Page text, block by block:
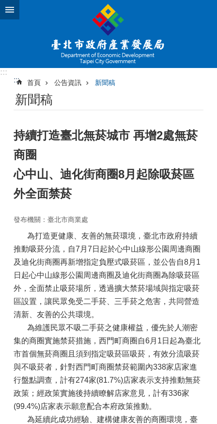
跳到主要內容區塊
:::
:::
首頁 公告資訊 新聞稿
新聞稿
持續打造臺北無菸城市 再增2處無菸
商圈
心中山、迪化街商圈8月起除吸菸區
外全面禁菸
發布機關：臺北市商業處
為打造更健康、友善的無菸環境，臺北市政府持續
推動吸菸分流，自7月7日起於心中山線形公園周邊商圈
及迪化街商圈再新增指定負壓式吸菸區，並公告自8月1
日起心中山線形公園周邊商圈及迪化街商圈為除吸菸區
外，全面禁止吸菸場所，透過擴大禁菸場域與指定吸菸
區設置，讓民眾免受二手菸、三手菸之危害，共同營造
清新、友善的公共環境。
為維護民眾不吸二手菸之健康權益，優先於人潮密
集的商圈實施禁菸措施，西門町商圈自6月1日起為臺北
市首個無菸商圈且須到指定吸菸區吸菸，有效分流吸菸
與不吸菸者，針對西門町商圈禁菸範圍內338家店家進
行盤點調查，計有274家(81.7%)店家表示支持推動無菸
政策；經政策實施後持續瞭解店家意見，計有336家
(99.4%)店家表示願意配合本府政策推動。
為延續此成功經驗、建構健康友善的商圈環境，臺